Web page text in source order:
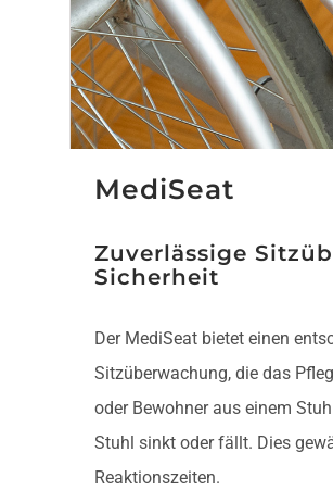
MediSeat
Zuverlässige
Sicherheit
Der MediSeat bietet einen
Sitzüberwachung, die das
oder Bewohner aus einem
Stuhl sinkt oder fällt. Dies
Reaktionszeiten.